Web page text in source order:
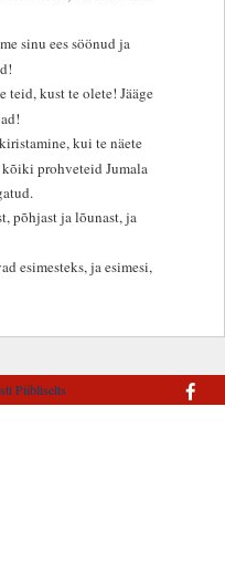
sinu ees söönud ja
teid, kust te olete! Jääge
kui te näete
prohveteid Jumala
põhjast ja lõunast, ja
esimesteks, ja esimesi,
Piibliselts